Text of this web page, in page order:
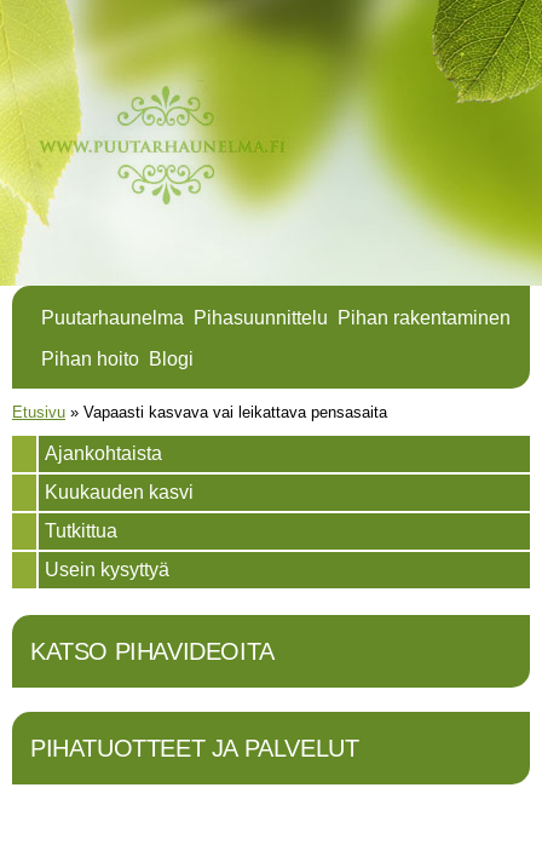
Puutarhaunelma Pihasuunnittelu
Pihan rakentaminen
Pihan hoito Blogi
Olet täällä
Etusivu » Vapaasti kasvava vai leikattava pensasaita
Ajankohtaista
Kuukauden kasvi
Tutkittua
Usein kysyttyä
KATSO PIHAVIDEOITA
PIHATUOTTEET JA PALVELUT